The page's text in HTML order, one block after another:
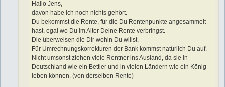
Hallo Jens,
davon habe ich noch nichts gehört.
Du bekommst die Rente, für die Du Rentenpunkte angesammelt
hast, egal wo Du im Alter Deine Rente verbringst.
Die überweisen die Dir wohin Du willst.
Für Umrechnungskorrekturen der Bank kommst natürlich Du auf.
Nicht umsonst ziehen viele Rentner ins Ausland, da sie in
Deutschland wie ein Bettler und in vielen Ländern wie ein König
leben können. (von derselben Rente)